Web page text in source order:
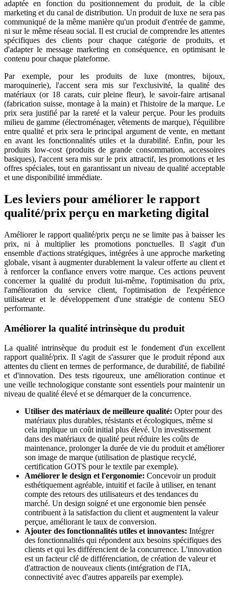
adaptée en fonction du positionnement du produit, de la cible
marketing et du canal de distribution. Un produit de luxe ne sera pas
communiqué de la même manière qu'un produit d'entrée de gamme,
ni sur le même réseau social. Il est crucial de comprendre les attentes
spécifiques des clients pour chaque catégorie de produits, et
d'adapter le message marketing en conséquence, en optimisant le
contenu pour chaque plateforme.
Par exemple, pour les produits de luxe (montres, bijoux,
maroquinerie), l'accent sera mis sur l'exclusivité, la qualité des
matériaux (or 18 carats, cuir pleine fleur), le savoir-faire artisanal
(fabrication suisse, montage à la main) et l'histoire de la marque. Le
prix sera justifié par la rareté et la valeur perçue. Pour les produits
milieu de gamme (électroménager, vêtements de marque), l'équilibre
entre qualité et prix sera le principal argument de vente, en mettant
en avant les fonctionnalités utiles et la durabilité. Enfin, pour les
produits low-cost (produits de grande consommation, accessoires
basiques), l'accent sera mis sur le prix attractif, les promotions et les
offres spéciales, tout en garantissant un niveau de qualité acceptable
et une disponibilité immédiate.
Les leviers pour améliorer le rapport
qualité/prix perçu en marketing digital
Améliorer le rapport qualité/prix perçu ne se limite pas à baisser les
prix, ni à multiplier les promotions ponctuelles. Il s'agit d'un
ensemble d'actions stratégiques, intégrées à une approche marketing
globale, visant à augmenter durablement la valeur offerte au client et
à renforcer la confiance envers votre marque. Ces actions peuvent
concerner la qualité du produit lui-même, l'optimisation du prix,
l'amélioration du service client, l'optimisation de l'expérience
utilisateur et le développement d'une stratégie de contenu SEO
performante.
Améliorer la qualité intrinsèque du produit
La qualité intrinsèque du produit est le fondement d'un excellent
rapport qualité/prix. Il s'agit de s'assurer que le produit répond aux
attentes du client en termes de performance, de durabilité, de fiabilité
et d'innovation. Des tests rigoureux, une amélioration continue et
une veille technologique constante sont essentiels pour maintenir un
niveau de qualité élevé et se démarquer de la concurrence.
Utiliser des matériaux de meilleure qualité: Opter pour des
matériaux plus durables, résistants et écologiques, même si
cela implique un coût initial plus élevé. Un investissement
dans des matériaux de qualité peut réduire les coûts de
maintenance, prolonger la durée de vie du produit et améliorer
son image de marque (utilisation de plastique recyclé,
certification GOTS pour le textile par exemple).
Améliorer le design et l'ergonomie: Concevoir un produit
esthétiquement agréable, intuitif et facile à utiliser, en tenant
compte des retours des utilisateurs et des tendances du
marché. Un design soigné et une ergonomie bien pensée
contribuent à la satisfaction du client et augmentent la valeur
perçue, améliorant le taux de conversion.
Ajouter des fonctionnalités utiles et innovantes: Intégrer
des fonctionnalités qui répondent aux besoins spécifiques des
clients et qui les différencient de la concurrence. L'innovation
est un facteur clé de différenciation, de création de valeur et
d'attraction de nouveaux clients (intégration de l'IA,
connectivité avec d'autres appareils par exemple).